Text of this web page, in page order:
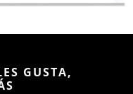
GUSTA,